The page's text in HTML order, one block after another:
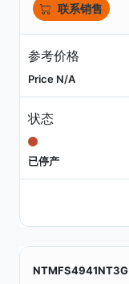
联系销售
参考价格
Price N/A
状态
已停产
NTMFS4941NT3G